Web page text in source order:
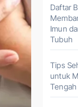
Daftar
Imun
Tubuh
Tips
untuk